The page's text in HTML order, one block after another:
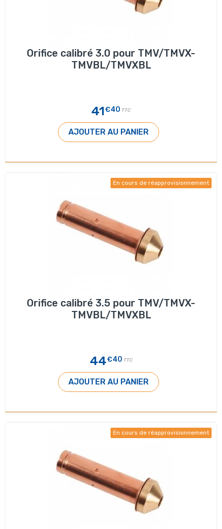
Orifice calibré 3.0 pour TMV/TMVX-
TMVBL/TMVXBL
41€40 TTC
AJOUTER AU PANIER
En cours de réapprovisionnement
Orifice calibré 3.5 pour TMV/TMVX-
TMVBL/TMVXBL
44€40 TTC
AJOUTER AU PANIER
En cours de réapprovisionnement